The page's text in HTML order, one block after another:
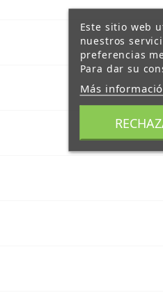
Este sitio web
nuestros
preferencias
Para dar su
Más